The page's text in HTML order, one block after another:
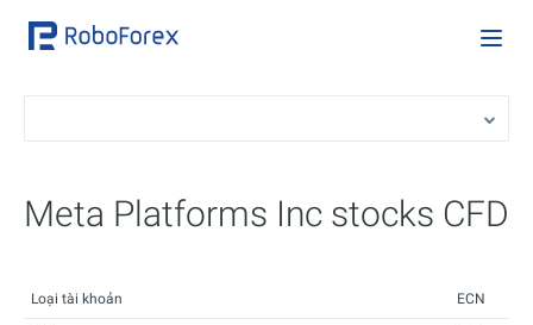
Meta Platforms Inc stocks CFD
Loại tài khoản ECN